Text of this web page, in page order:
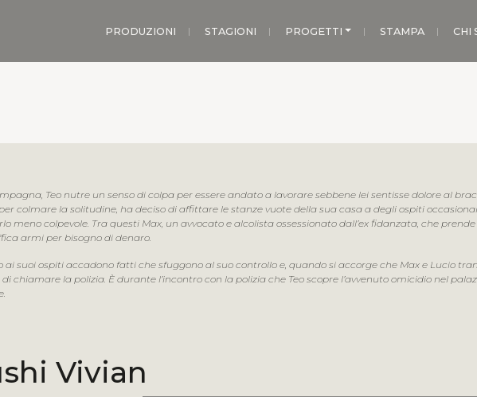
PRODUZIONI STAGIONI PROGETTI STAMPA CHI
Teo nutre un senso di colpa per essere andato a lavorare sebbene lei sentisse dolore al
per colmare la solitudine, ha deciso di affittare le stanze vuote della sua casa a degli ospiti
meno colpevole. Tra questi Max, un avvocato e alcolista ossessionato dall’ex fidanzata, che
armi per bisogno di denaro.
ai suoi ospiti accadono fatti che sfuggono al suo controllo e, quando si accorge che Max e Lucio
chiamare la polizia. È durante l’incontro con la polizia che Teo scopre l’avvenuto omicidio nel
Vivian